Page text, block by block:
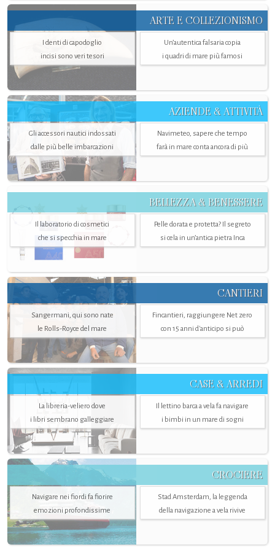
ARTE E COLLEZIONISMO
I denti di capodoglio
incisi sono veri tesori
Un’autentica falsaria copia
i quadri di mare più famosi
AZIENDE & ATTIVITÀ
Gli accessori nautici indossati
dalle più belle imbarcazioni
Navimeteo, sapere che tempo
farà in mare conta ancora di più
BELLEZZA & BENESSERE
Il laboratorio di cosmetici
che si specchia in mare
Pelle dorata e protetta? Il segreto
si cela in un’antica pietra Inca
CANTIERI
Sangermani, qui sono nate
le Rolls-Royce del mare
Fincantieri, raggiungere Net zero
con 15 anni d'anticipo si può
CASE & ARREDI
La libreria-veliero dove
i libri sembrano galleggiare
Il lettino barca a vela fa navigare
i bimbi in un mare di sogni
CROCIERE
Navigare nei fiordi fa fiorire
emozioni profondissime
Stad Amsterdam, la leggenda
della navigazione a vela rivive